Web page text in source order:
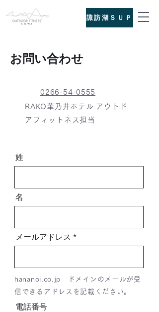
諏訪湖ＳＵＰ
お問い合わせ
0266-54-0555
RAKO華乃井ホテル アウトド
アフィットネス担当
姓
名
メールアドレス
hananoi.co.jp ドメインのメールが受
信できるアドレスを記載ください。
電話番号